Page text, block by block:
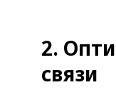
2.
связи